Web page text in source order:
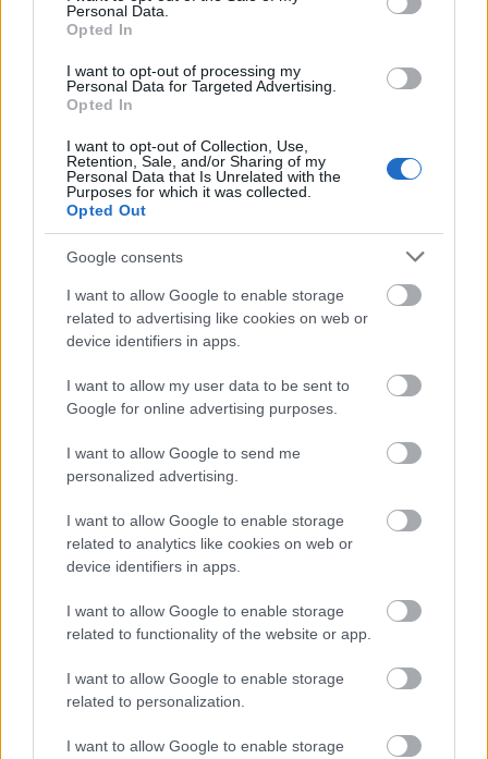
Personal Data.
Opted In
I want to opt-out of processing my
Personal Data for Targeted Advertising.
Opted In
I want to opt-out of Collection, Use,
Retention, Sale, and/or Sharing of my
Personal Data that Is Unrelated with the
Purposes for which it was collected.
Opted Out
Google consents
I want to allow Google to enable storage
related to advertising like cookies on web or
device identifiers in apps.
I want to allow my user data to be sent to
Google for online advertising purposes.
I want to allow Google to send me
personalized advertising.
I want to allow Google to enable storage
related to analytics like cookies on web or
device identifiers in apps.
I want to allow Google to enable storage
related to functionality of the website or app.
I want to allow Google to enable storage
related to personalization.
I want to allow Google to enable storage
Tovább bővíti bolthálózatát az EcoFamily: Bicskén és
2023.04.05
Tovább bővíti 58 boltból álló hálózatát az EcoFamily
kiskereskedelmi lánc, az idén öt új üzletet nyitnak - közölte az
üzemeltető Napcsillag Kft. az MTI-vel.
Jelentős haladás Fejér megye új közlekedési
központjának építkezésén - fotók
2022.06.19
Helyi hírek